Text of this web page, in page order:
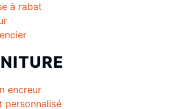
à rabat
encreur
personnalisé